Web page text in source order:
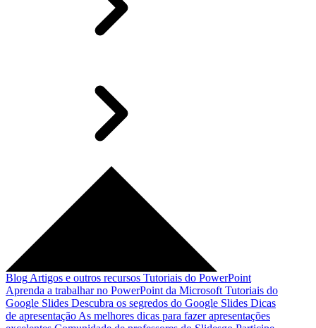
Blog Artigos e outros recursos Tutoriais do PowerPoint
Aprenda a trabalhar no PowerPoint da Microsoft Tutoriais do
Google Slides Descubra os segredos do Google Slides Dicas
de apresentação As melhores dicas para fazer apresentações